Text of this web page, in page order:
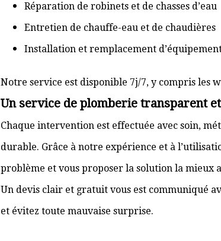
Réparation de robinets et de chasses d’eau
Entretien de chauffe-eau et de chaudières
Installation et remplacement
Notre service est disponible 7j/7, y compris les
Un service de plomberie transparent
Chaque intervention est effectuée avec soin,
durable. Grâce à notre expérience et à
problème et vous proposer la solution la mieux
Un devis clair et gratuit vous est communiqué
et évitez toute mauvaise surprise.